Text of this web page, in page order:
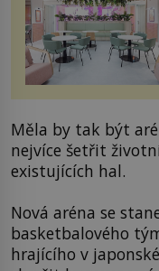
Měla by tak být
nejvíce šetřit
existujících hal.
Nová aréna se
basketbalového
hrajícího v